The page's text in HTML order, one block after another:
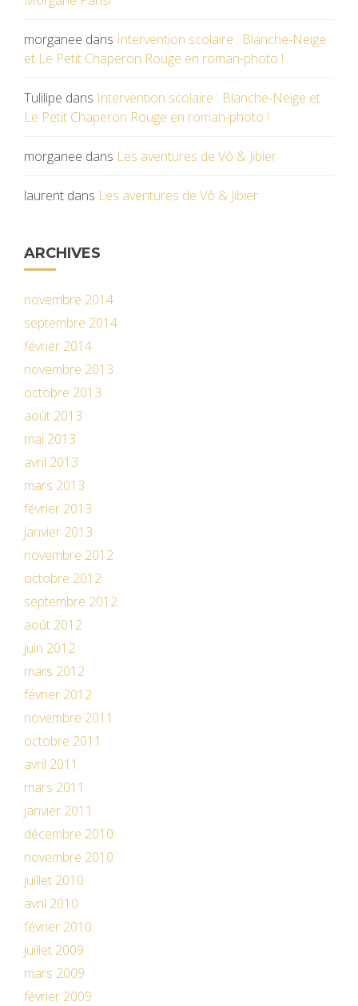
morganee dans Intervention scolaire : Blanche-Neige
et Le Petit Chaperon Rouge en roman-photo !
Tulilipe dans Intervention scolaire : Blanche-Neige et
Le Petit Chaperon Rouge en roman-photo !
morganee dans Les aventures de Vô & Jibier
laurent dans Les aventures de Vô & Jibier
ARCHIVES
novembre 2014
septembre 2014
février 2014
novembre 2013
octobre 2013
août 2013
mai 2013
avril 2013
mars 2013
février 2013
janvier 2013
novembre 2012
octobre 2012
septembre 2012
août 2012
juin 2012
mars 2012
février 2012
novembre 2011
octobre 2011
avril 2011
mars 2011
janvier 2011
décembre 2010
novembre 2010
juillet 2010
avril 2010
février 2010
juillet 2009
mars 2009
février 2009